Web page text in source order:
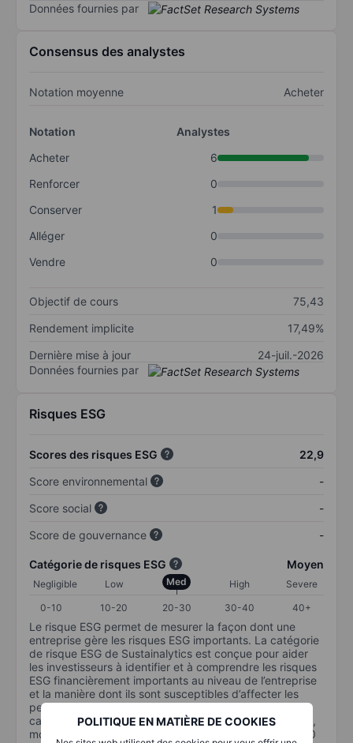
POLITIQUE EN MATIÈRE DE COOKIES
Données fournies par
Consensus des analystes
Notation moyenne Acheter
Notation
Analystes
Acheter
6
Renforcer
0
Conserver
1
Alléger
0
Vendre
0
Objectif de cours
75,43
Rendement implicite
17,49%
Dernière mise à jour
24-juil.-2026
Données fournies par
Risques ESG
Scores des risques ESG
22,9
Score environnemental
-
Score social
-
Score de gouvernance
-
Catégorie de risques ESG Moyen
Negligible Low Med High
Severe
0-10
10-20 20-30 30-40 40+
Le risque ESG permet de mesurer la façon dont une
entreprise gère les risques ESG importants. La catégorie
de risque ESG de Sustainalytics est conçue pour aider
les investisseurs à identifier et à comprendre les risques
ESG financièrement importants au niveau de l’entreprise
et la manière dont ils sont susceptibles d’affecter les
performances à long terme des investissements en
capital. L’échelle va de 0 à 100. Plus le risque est faible,
moins il est important (0 équivaut à aucun risque et 100